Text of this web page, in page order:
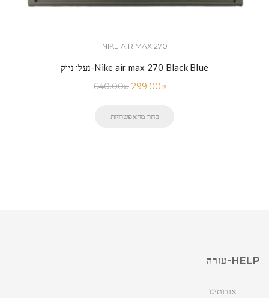
NIKE AIR MAX 270
נעלי נייק-Nike air max 270 Black Blue
640.00₪ 299.00₪
בחר מהאפשרויות
HELP-עזרה
אודותינו